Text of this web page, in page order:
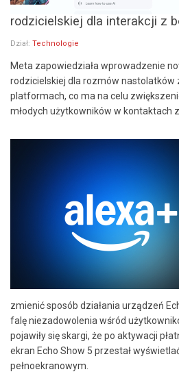
rodzicielskiej dla interakcji z
Dział: Technologie
Meta zapowiedziała wprowadzenie
rodzicielskiej dla rozmów nastolatków
platformach, co ma na celu
młodych użytkowników w kontaktach
zmienić sposób działania urządzeń
falę niezadowolenia wśród
pojawiły się skargi, że po aktywacji
ekran Echo Show 5 przestał
pełnoekranowym.